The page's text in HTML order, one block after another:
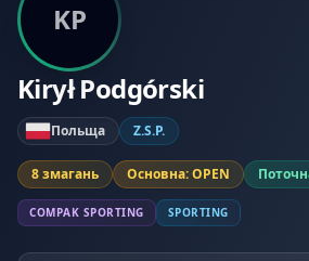
KP
Kirył Podgórski
Польща Z.S.P.
8 змагань Основна: OPEN
COMPAK SPORTING SPORTING